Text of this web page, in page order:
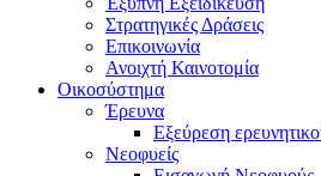
Στρατηγικές Δράσεις
Επικοινωνία
Ανοιχτή Καινοτομία
Οικοσύστημα
Έρευνα
Εξεύρεση
Νεοφυείς